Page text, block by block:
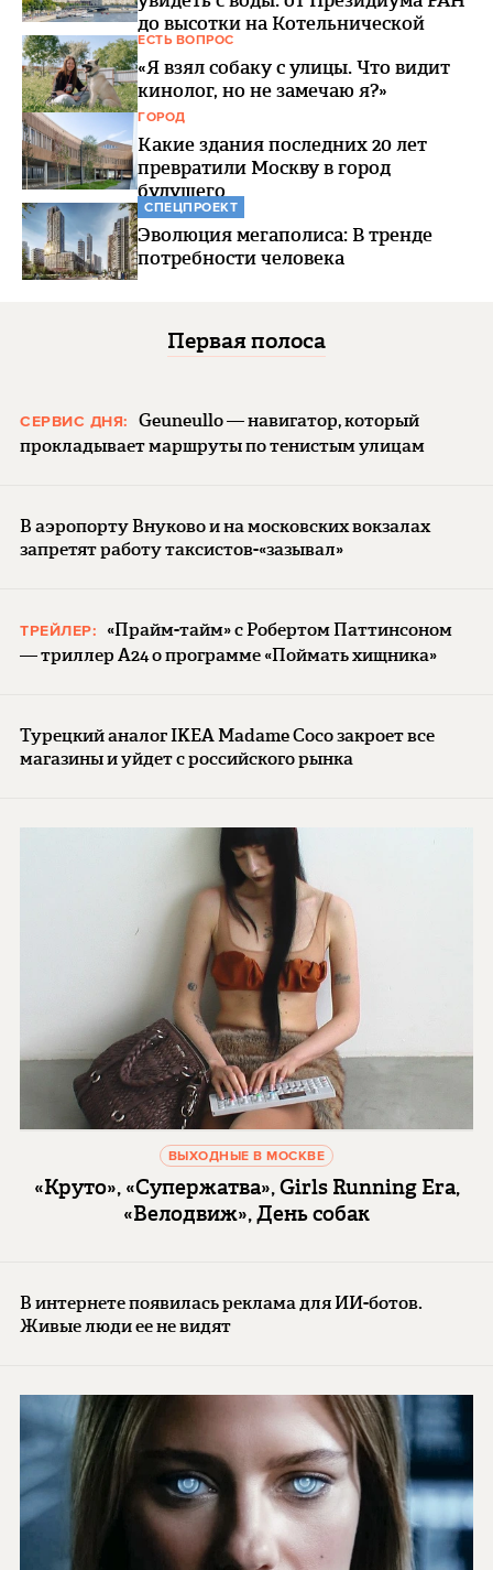
до высотки на Котельнической
ЕСТЬ ВОПРОС
«Я взял собаку с улицы. Что видит
кинолог, но не замечаю я?»
ГОРОД
Какие здания последних 20 лет
превратили Москву в город
будущего
СПЕЦПРОЕКТ
Эволюция мегаполиса: В тренде
потребности человека
Первая полоса
СЕРВИС ДНЯ:
Geuneullo — навигатор, который
прокладывает маршруты по тенистым улицам
В аэропорту Внуково и на московских вокзалах
запретят работу таксистов-«зазывал»
ТРЕЙЛЕР:
«Прайм-тайм» с Робертом Паттинсоном
— триллер A24 о программе «Поймать хищника»
Турецкий аналог IKEA Madame Coco закроет все
магазины и уйдет с российского рынка
ВЫХОДНЫЕ В МОСКВЕ
«Круто», «Супержатва», Girls Running Era,
«Велодвиж», День собак
В интернете появилась реклама для ИИ-ботов.
Живые люди ее не видят